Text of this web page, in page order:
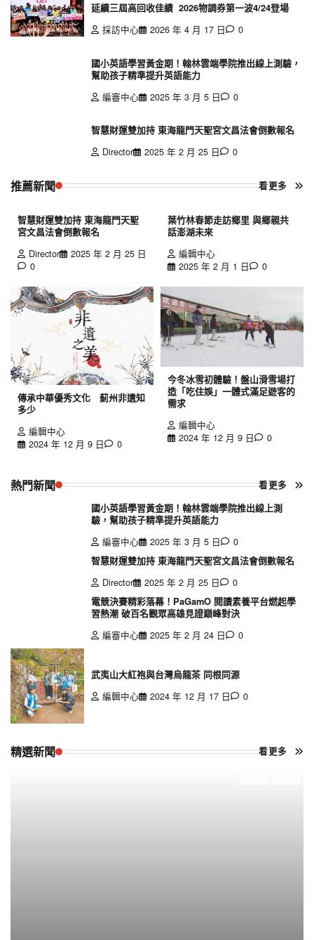
延續三屆高回收佳績 2026物調券第一波4/24登場
採訪中心
2026 年 4 月 17 日 0
國小英語學習黃金期！翰林雲端學院推出線上測驗，
幫助孩子精準提升英語能力
編審中心
2025 年 3 月 5 日 0
智慧財運雙加持 東海龍門天聖宮文昌法會倒數報名
Director
2025 年 2 月 25 日 0
推薦新聞 看更多
智慧財運雙加持 東海龍門天聖
宮文昌法會倒數報名
Director
2025 年 2 月 25 日
0
葉竹林春節走訪鄉里 與鄉親共
話澎湖未來
編輯中心
2025 年 2 月 1 日
0
傳承中華優秀文化 薊州非遺知
多少
編輯中心
2024 年 12 月 9 日
0
今冬冰雪初體驗！盤山滑雪場打
造「吃住娛」一體式滿足遊客的
需求
編輯中心
2024 年 12 月 9 日
0
熱門新聞 看更多
國小英語學習黃金期！翰林雲端學院推出線上測
驗，幫助孩子精準提升英語能力
編審中心
2025 年 3 月 5 日
0
智慧財運雙加持 東海龍門天聖宮文昌法會倒數報名
Director
2025 年 2 月 25 日
0
電競決賽精彩落幕！PaGamO 閱讀素養平台燃起學
習熱潮 破百名觀眾高雄見證巔峰對決
編審中心
2025 年 2 月 24 日 0
武夷山大紅袍與台灣烏龍茶 同根同源
編輯中心
2024 年 12 月 17 日 0
精選新聞 看更多